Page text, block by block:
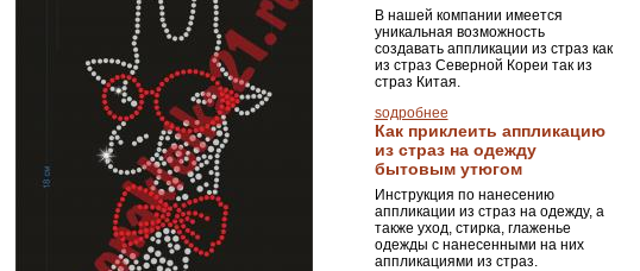
В нашей компании имеется
уникальная возможность
создавать аппликации из страз как
из страз Северной Кореи так из
страз Китая.
ѕодробнее
Как приклеить аппликацию
из страз на одежду
бытовым утюгом
Инструкция по нанесению
аппликации из страз на одежду, а
также уход, стирка, глаженье
одежды с нанесенными на них
аппликациями из страз.